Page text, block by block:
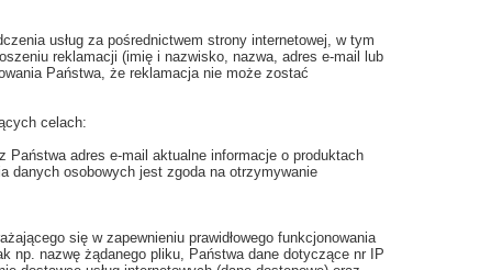
usług za pośrednictwem strony internetowej, w tym
reklamacji (imię i nazwisko, nazwa, adres e-mail lub
Państwa, że reklamacja nie może zostać
celach:
Państwa adres e-mail aktualne informacje o produktach
danych osobowych jest zgoda na otrzymywanie
się w zapewnieniu prawidłowego funkcjonowania
np. nazwę żądanego pliku, Państwa dane dotyczące nr IP